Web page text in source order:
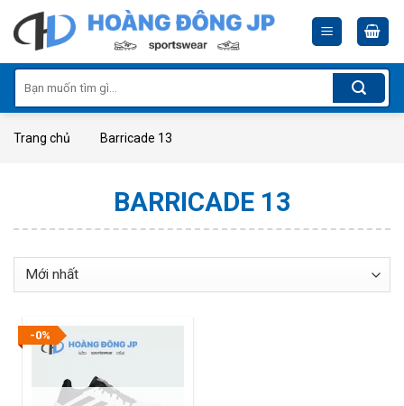
content
kiếm:
Trang chủ Barricade 13
BARRICADE 13
-0%